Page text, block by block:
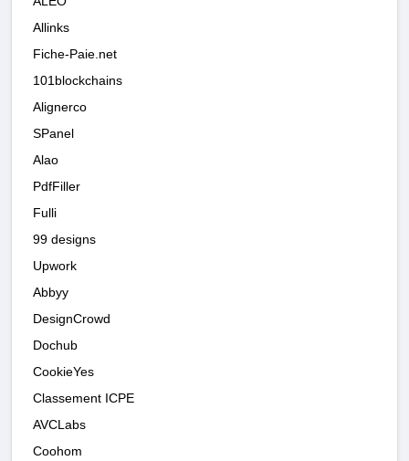
Allinks
Fiche-Paie.net
101blockchains
Alignerco
SPanel
Alao
PdfFiller
Fulli
99 designs
Upwork
Abbyy
DesignCrowd
Dochub
CookieYes
Classement ICPE
AVCLabs
Coohom